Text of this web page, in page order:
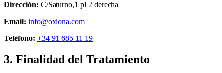
Dirección: C/Saturno,1 pl 2 derecha
Email: info@oxiona.com
Teléfono: +34 91 685 11 19
3. Finalidad del Tratamiento